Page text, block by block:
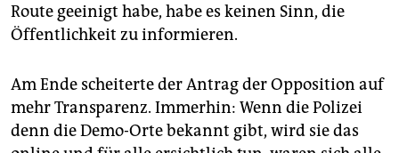
Route geeinigt habe, habe es keinen Sinn, die
Öffentlichkeit zu informieren.
Am Ende scheiterte der Antrag der Opposition auf
mehr Transparenz. Immerhin: Wenn die Polizei
denn die Demo-Orte bekannt gibt, wird sie das